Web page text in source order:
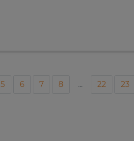
5 6 7 8 ... 22 23